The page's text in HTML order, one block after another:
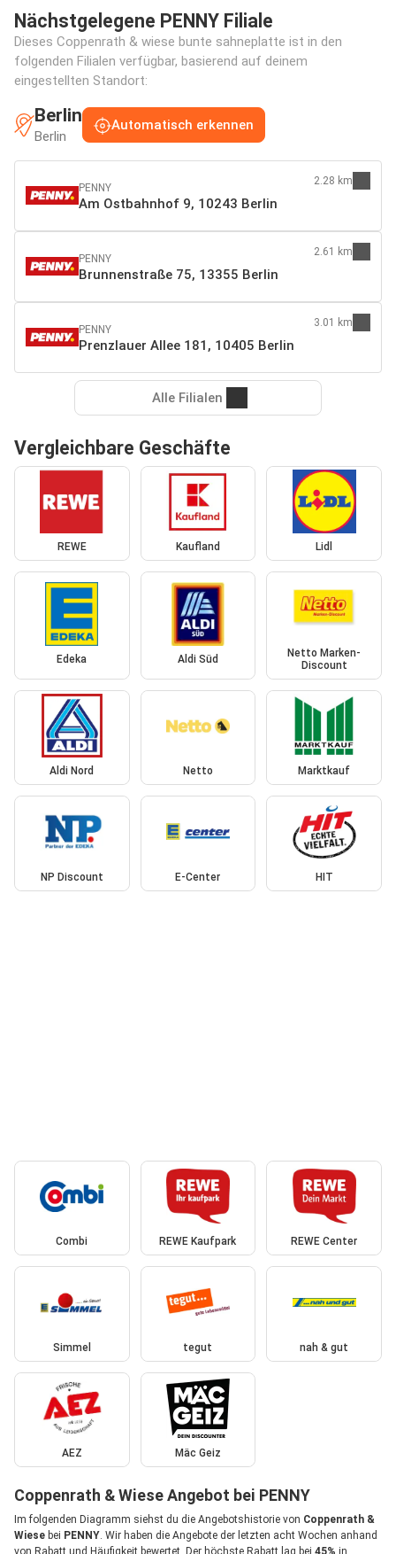
Nächstgelegene PENNY Filiale
Dieses Coppenrath & wiese bunte sahneplatte ist in den
folgenden Filialen verfügbar, basierend auf deinem
eingestellten Standort:
Berlin
Berlin
Automatisch erkennen
PENNY
Am Ostbahnhof 9, 10243 Berlin
2.28 km
PENNY
Brunnenstraße 75, 13355 Berlin
2.61 km
PENNY
Prenzlauer Allee 181, 10405 Berlin
3.01 km
Alle Filialen
Vergleichbare Geschäfte
REWE Kaufland Lidl
Edeka Aldi Süd
Netto Marken-
Discount
Aldi Nord Netto Marktkauf
NP Discount E-Center HIT
Combi REWE Kaufpark REWE Center
Simmel tegut nah & gut
AEZ Mäc Geiz
Coppenrath & Wiese Angebot bei PENNY
Im folgenden Diagramm siehst du die Angebotshistorie von Coppenrath &
Wiese bei PENNY. Wir haben die Angebote der letzten acht Wochen anhand
von Rabatt und Häufigkeit bewertet. Der höchste Rabatt lag bei 45% in